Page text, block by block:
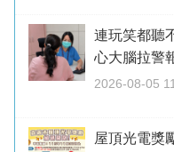
連玩笑都聽
心大腦拉警
2026-08-05
屋頂光電